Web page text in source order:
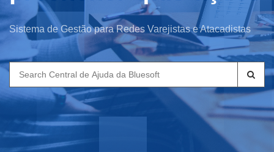
Sistema de Gestão para Redes Varejistas e Atacadistas
Search
for: